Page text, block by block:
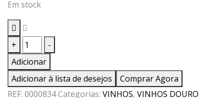
Em stock
+
Quantidade
de
VINHO
T.CASTELLO
-
Adicionar
Adicionar à lista de desejos
Comprar Agora
REF: 0000834Categorias: VINHOS, VINHOS DOURO